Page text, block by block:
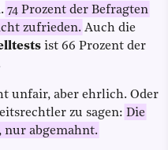
74 Prozent der Befragten
zufrieden. Auch die
ist 66 Prozent der
unfair, aber ehrlich. Oder
zu sagen: Die
abgemahnt.